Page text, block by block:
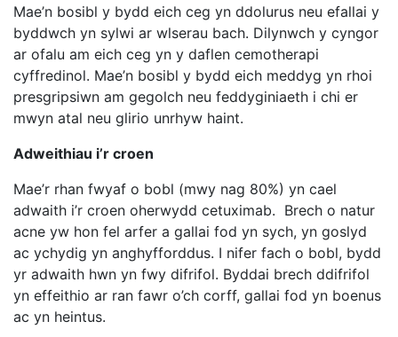
Mae’n bosibl y bydd eich ceg yn ddolurus neu efallai y
byddwch yn sylwi ar wlserau bach. Dilynwch y cyngor
ar ofalu am eich ceg yn y daflen cemotherapi
cyffredinol. Mae’n bosibl y bydd eich meddyg yn rhoi
presgripsiwn am gegolch neu feddyginiaeth i chi er
mwyn atal neu glirio unrhyw haint.
Adweithiau i’r croen
Mae’r rhan fwyaf o bobl (mwy nag 80%) yn cael
adwaith i’r croen oherwydd cetuximab. Brech o natur
acne yw hon fel arfer a gallai fod yn sych, yn goslyd
ac ychydig yn anghyfforddus. I nifer fach o bobl, bydd
yr adwaith hwn yn fwy difrifol. Byddai brech ddifrifol
yn effeithio ar ran fawr o’ch corff, gallai fod yn boenus
ac yn heintus.